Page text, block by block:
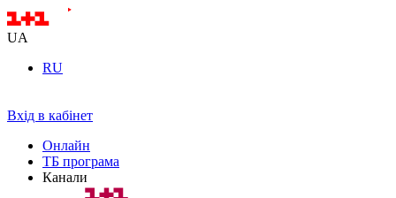
UA
RU
Вхід в кабінет
Онлайн
ТБ програма
Канали